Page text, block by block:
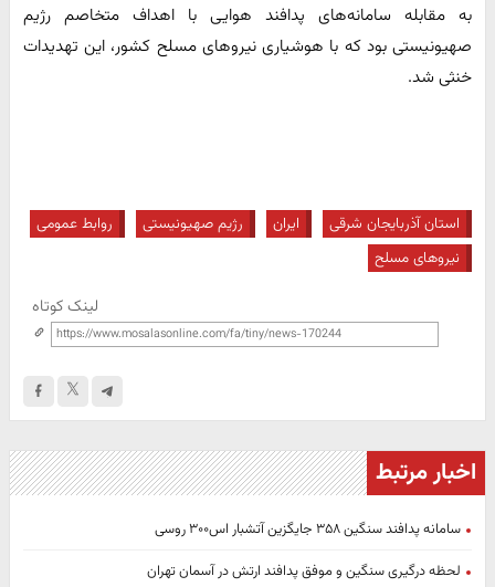
به مقابله سامانه‌های پدافند هوایی با اهداف متخاصم رژیم
صهیونیستی بود که با هوشیاری نیروهای مسلح کشور، این تهدیدات
خنثی شد.
استان آذربایجان شرقی ایران رژیم صهیونیستی
روابط عمومی
نیروهای مسلح
لینک کوتاه
اخبار مرتبط
سامانه پدافند سنگین ۳۵۸ جایگزین آتشبار اس۳۰۰ روسی
لحظه درگیری سنگین و موفق پدافند ارتش در آسمان تهران